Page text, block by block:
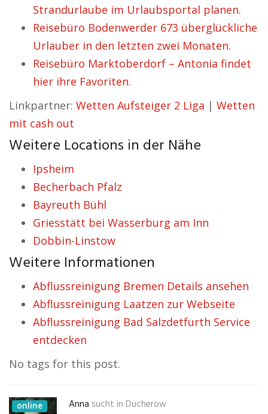
Strandurlaube im Urlaubsportal planen.
Reisebüro Bodenwerder 673 überglückliche
Urlauber in den letzten zwei Monaten.
Reisebüro Marktoberdorf – Antonia findet
hier ihre Favoriten.
Linkpartner: Wetten Aufsteiger 2 Liga | Wetten
mit cash out
Weitere Locations in der Nähe
Ipsheim
Becherbach Pfalz
Bayreuth Bühl
Griesstätt bei Wasserburg am Inn
Dobbin-Linstow
Weitere Informationen
Abflussreinigung Bremen Details ansehen
Abflussreinigung Laatzen zur Webseite
Abflussreinigung Bad Salzdetfurth Service
entdecken
No tags for this post.
online Anna sucht in Ducherow